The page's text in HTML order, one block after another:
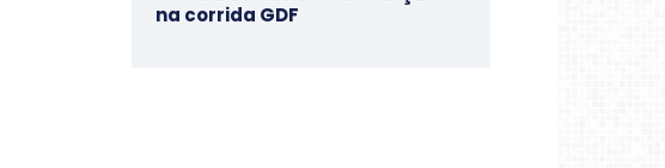
na corrida GDF